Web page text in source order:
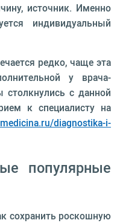
источник. Именно
индивидуальный
редко, чаще эта
у врача-
столкнулись с данной
к специалисту на
diagnostika-i-
популярные
сохранить роскошную